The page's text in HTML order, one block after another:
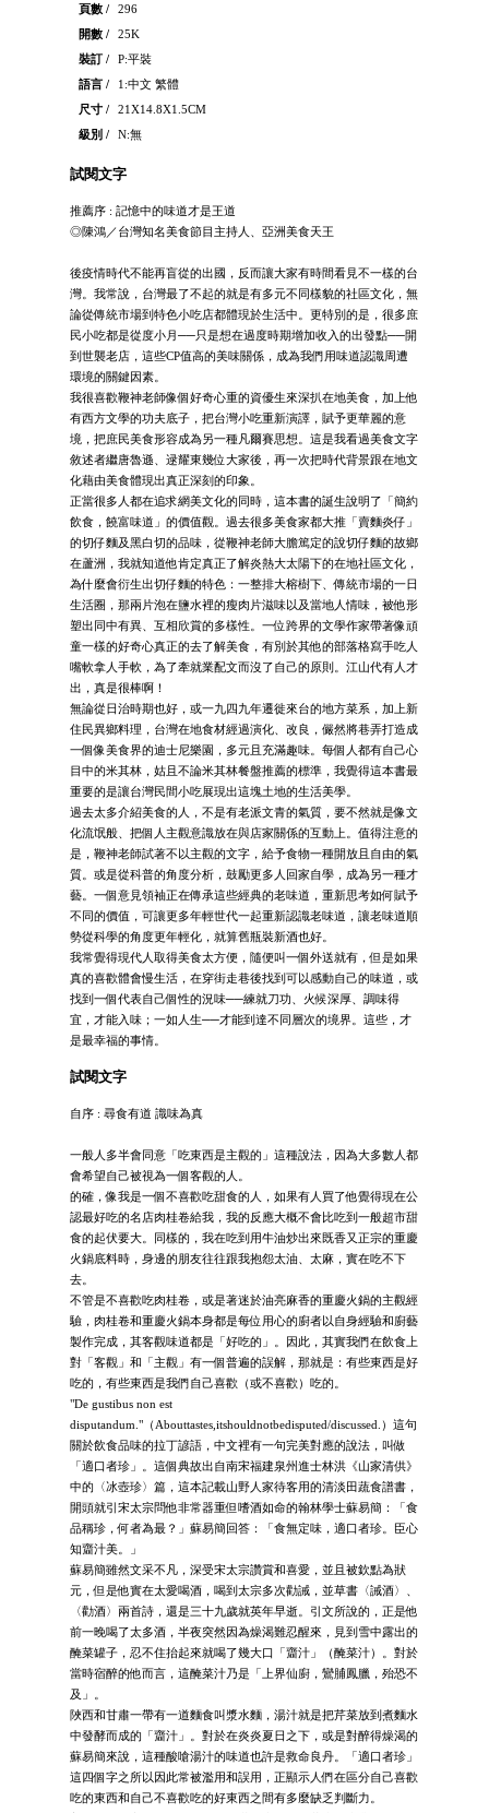
頁數 /
296
開數 /
25K
裝訂 /
P:平裝
語言 /
1:中文 繁體
尺寸 /
21X14.8X1.5CM
級別 /
N:無
試閱文字
推薦序 : 記憶中的味道才是王道
◎陳鴻／台灣知名美食節目主持人、亞洲美食天王
後疫情時代不能再盲從的出國，反而讓大家有時間看見不一樣的台
灣。我常說，台灣最了不起的就是有多元不同樣貌的社區文化，無
論從傳統市場到特色小吃店都體現於生活中。更特別的是，很多庶
民小吃都是從度小月──只是想在過度時期增加收入的出發點──開
到世襲老店，這些CP值高的美味關係，成為我們用味道認識周遭
環境的關鍵因素。
我很喜歡鞭神老師像個好奇心重的資優生來深扒在地美食，加上他
有西方文學的功夫底子，把台灣小吃重新演譯，賦予更華麗的意
境，把庶民美食形容成為另一種凡爾賽思想。這是我看過美食文字
敘述者繼唐魯遜、逯耀東幾位大家後，再一次把時代背景跟在地文
化藉由美食體現出真正深刻的印象。
正當很多人都在追求網美文化的同時，這本書的誕生說明了「簡約
飲食，饒富味道」的價值觀。過去很多美食家都大推「賣麵炎仔」
的切仔麵及黑白切的品味，從鞭神老師大膽篤定的說切仔麵的故鄉
在蘆洲，我就知道他肯定真正了解炎熱大太陽下的在地社區文化，
為什麼會衍生出切仔麵的特色：一整排大榕樹下、傳統市場的一日
生活圈，那兩片泡在鹽水裡的瘦肉片滋味以及當地人情味，被他形
塑出同中有異、互相欣賞的多樣性。一位跨界的文學作家帶著像頑
童一樣的好奇心真正的去了解美食，有別於其他的部落格寫手吃人
嘴軟拿人手軟，為了牽就業配文而沒了自己的原則。江山代有人才
出，真是很棒啊！
無論從日治時期也好，或一九四九年遷徙來台的地方菜系，加上新
住民異鄉料理，台灣在地食材經過演化、改良，儼然將巷弄打造成
一個像美食界的迪士尼樂園，多元且充滿趣味。每個人都有自己心
目中的米其林，姑且不論米其林餐盤推薦的標準，我覺得這本書最
重要的是讓台灣民間小吃展現出這塊土地的生活美學。
過去太多介紹美食的人，不是有老派文青的氣質，要不然就是像文
化流氓般、把個人主觀意識放在與店家關係的互動上。值得注意的
是，鞭神老師試著不以主觀的文字，給予食物一種開放且自由的氣
質。或是從科普的角度分析，鼓勵更多人回家自學，成為另一種才
藝。一個意見領袖正在傳承這些經典的老味道，重新思考如何賦予
不同的價值，可讓更多年輕世代一起重新認識老味道，讓老味道順
勢從科學的角度更年輕化，就算舊瓶裝新酒也好。
我常覺得現代人取得美食太方便，隨便叫一個外送就有，但是如果
真的喜歡體會慢生活，在穿街走巷後找到可以感動自己的味道，或
找到一個代表自己個性的況味──練就刀功、火候深厚、調味得
宜，才能入味；一如人生──才能到達不同層次的境界。這些，才
是最幸福的事情。
試閱文字
自序 : 尋食有道 識味為真
一般人多半會同意「吃東西是主觀的」這種說法，因為大多數人都
會希望自己被視為一個客觀的人。
的確，像我是一個不喜歡吃甜食的人，如果有人買了他覺得現在公
認最好吃的名店肉桂卷給我，我的反應大概不會比吃到一般超市甜
食的起伏要大。同樣的，我在吃到用牛油炒出來既香又正宗的重慶
火鍋底料時，身邊的朋友往往跟我抱怨太油、太麻，實在吃不下
去。
不管是不喜歡吃肉桂卷，或是著迷於油亮麻香的重慶火鍋的主觀經
驗，肉桂卷和重慶火鍋本身都是每位用心的廚者以自身經驗和廚藝
製作完成，其客觀味道都是「好吃的」。因此，其實我們在飲食上
對「客觀」和「主觀」有一個普遍的誤解，那就是：有些東西是好
吃的，有些東西是我們自己喜歡（或不喜歡）吃的。
"De gustibus non est
disputandum."（Abouttastes,itshouldnotbedisputed/discussed.）這句
關於飲食品味的拉丁諺語，中文裡有一句完美對應的說法，叫做
「適口者珍」。這個典故出自南宋福建泉州進士林洪《山家清供》
中的〈冰壺珍〉篇，這本記載山野人家待客用的清淡田蔬食譜書，
開頭就引宋太宗問他非常器重但嗜酒如命的翰林學士蘇易簡：「食
品稱珍，何者為最？」蘇易簡回答：「食無定味，適口者珍。臣心
知齏汁美。」
蘇易簡雖然文采不凡，深受宋太宗讚賞和喜愛，並且被欽點為狀
元，但是他實在太愛喝酒，喝到太宗多次勸誡，並草書〈誡酒〉、
〈勸酒〉兩首詩，還是三十九歲就英年早逝。引文所說的，正是他
前一晚喝了太多酒，半夜突然因為燥渴難忍醒來，見到雪中露出的
醃菜罐子，忍不住抬起來就喝了幾大口「齏汁」（醃菜汁）。對於
當時宿醉的他而言，這醃菜汁乃是「上界仙廚，鸞脯鳳臘，殆恐不
及」。
陜西和甘肅一帶有一道麵食叫漿水麵，湯汁就是把芹菜放到煮麵水
中發酵而成的「齏汁」。對於在炎炎夏日之下，或是對醉得燥渴的
蘇易簡來說，這種酸嗆湯汁的味道也許是救命良丹。「適口者珍」
這四個字之所以因此常被濫用和誤用，正顯示人們在區分自己喜歡
吃的東西和自己不喜歡吃的好東西之間有多麼缺乏判斷力。